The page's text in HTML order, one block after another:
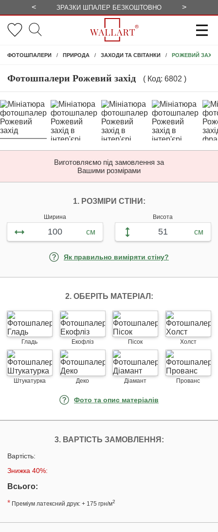
< ЗРАЗКИ ШПАЛЕР БЕЗКОШТОВНО >
ФОТОШПАЛЕРИ ПРИРОДА ЗАХОДИ ТА СВІТАНКИ РОЖЕВИЙ ЗАХІД
Фотошпалери Рожевий захід ( Код: 6802 )
Виготовляємо під замовлення за
Вашими розмірами
1. РОЗМІРИ СТІНИ:
Ширина
см
Висота
см
Як правильно виміряти стіну?
2. ОБЕРІТЬ МАТЕРІАЛ:
Гладь Екофліз Пісок Холст
Штукатурка Деко Діамант Прованс
Фото та опис матеріалів
3. ВАРТІСТЬ ЗАМОВЛЕННЯ:
Вартість:
Знижка 40%:
Всього:
* Преміум латексний друк: + 175 грн/м2